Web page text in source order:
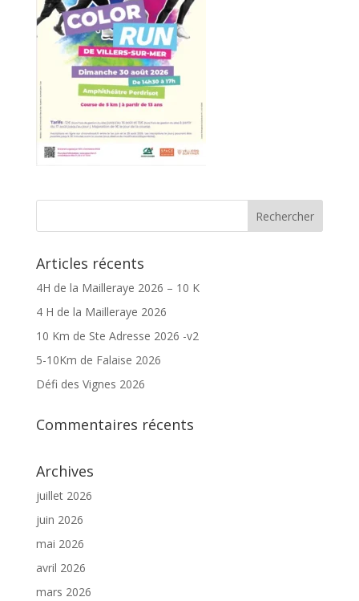
Articles récents
4H de la Mailleraye 2026 – 10 K
4 H de la Mailleraye 2026
10 Km de Ste Adresse 2026 -v2
5-10Km de Falaise 2026
Défi des Vignes 2026
Commentaires récents
Archives
juillet 2026
juin 2026
mai 2026
avril 2026
mars 2026